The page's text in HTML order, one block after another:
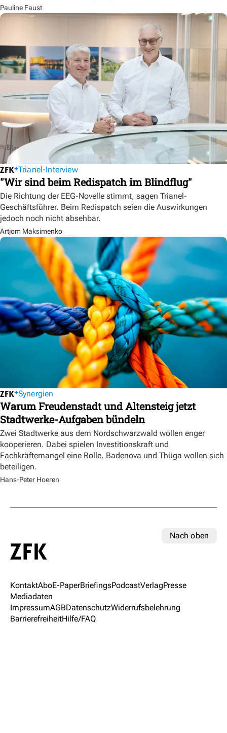
Pauline Faust
Trianel-Interview
"Wir sind beim Redispatch im Blindflug"
Die Richtung der EEG-Novelle stimmt, sagen Trianel-
Geschäftsführer. Beim Redispatch seien die Auswirkungen
jedoch noch nicht absehbar.
Artjom Maksimenko
Synergien
Warum Freudenstadt und Altensteig jetzt
Stadtwerke-Aufgaben bündeln
Zwei Stadtwerke aus dem Nordschwarzwald wollen enger
kooperieren. Dabei spielen Investitionskraft und
Fachkräftemangel eine Rolle. Badenova und Thüga wollen sich
beteiligen.
Hans-Peter Hoeren
Nach oben
KontaktAboE-PaperBriefingsPodcastVerlagPresse
Mediadaten
ImpressumAGBDatenschutzWiderrufsbelehrung
BarrierefreiheitHilfe/FAQ